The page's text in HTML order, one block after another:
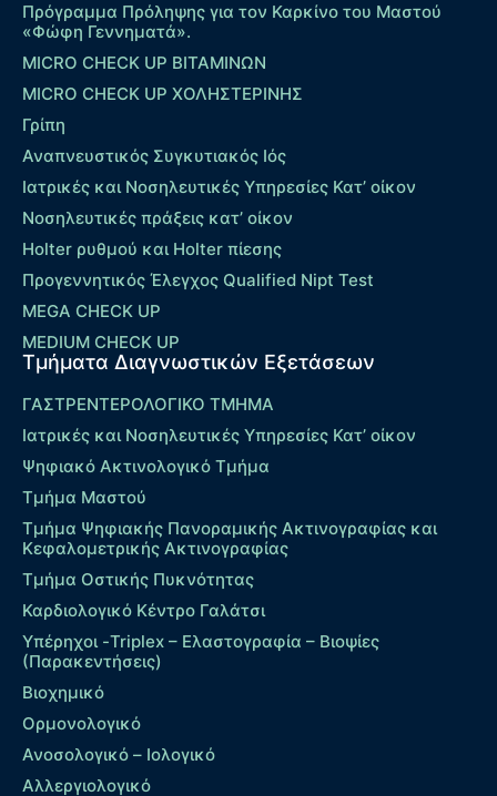
Πρόγραμμα Πρόληψης για τον Καρκίνο του Μαστού
«Φώφη Γεννηματά».
MICRO CHECK UP ΒΙΤΑΜΙΝΩΝ
MICRO CHECK UP ΧΟΛΗΣΤΕΡΙΝΗΣ
Γρίπη
Αναπνευστικός Συγκυτιακός Ιός
Ιατρικές και Νοσηλευτικές Υπηρεσίες Κατ’ οίκον
Νοσηλευτικές πράξεις κατ’ οίκον
Holter ρυθμού και Holter πίεσης
Προγεννητικός Έλεγχος Qualified Nipt Test
MEGA CHECK UP
MEDIUM CHECK UP
Τμήματα Διαγνωστικών Εξετάσεων
ΓΑΣΤΡΕΝΤΕΡΟΛΟΓΙΚΟ ΤΜΗΜΑ
Ιατρικές και Νοσηλευτικές Υπηρεσίες Κατ’ οίκον
Ψηφιακό Ακτινολογικό Τμήμα
Τμήμα Μαστού
Τμήμα Ψηφιακής Πανοραμικής Ακτινογραφίας και
Κεφαλομετρικής Ακτινογραφίας
Τμήμα Οστικής Πυκνότητας
Καρδιολογικό Κέντρο Γαλάτσι
Υπέρηχοι -Triplex – Eλαστογραφία – Βιοψίες
(Παρακεντήσεις)
Βιοχημικό
Ορμονολογικό
Ανοσολογικό – Ιολογικό
Αλλεργιολογικό